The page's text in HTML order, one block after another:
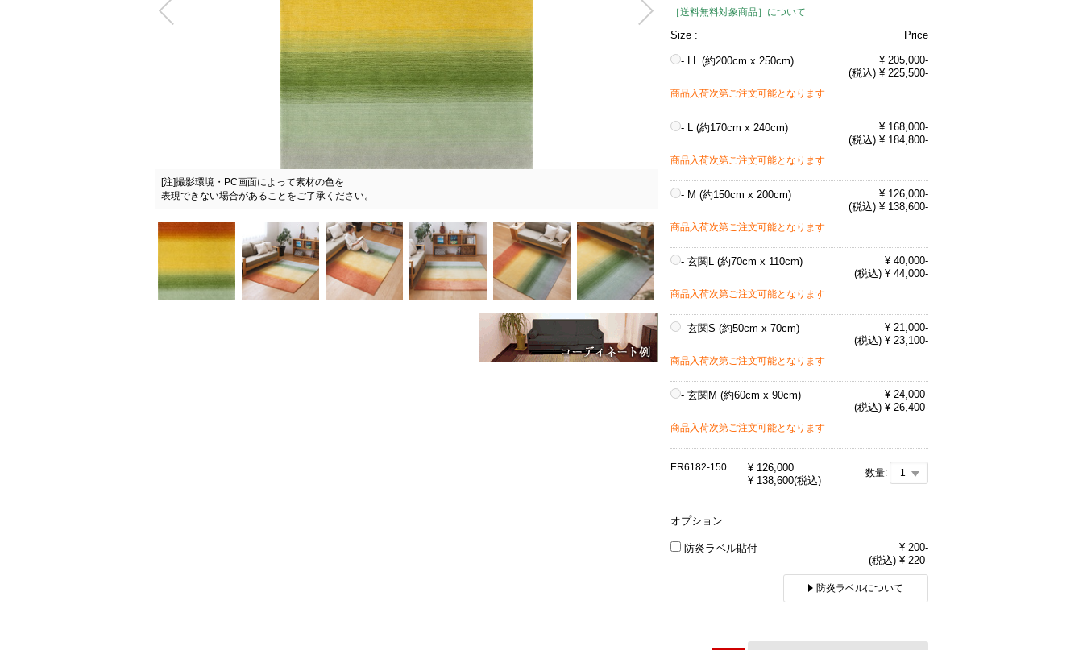
[注]撮影環境・PC画面によって素材の色を
表現できない場合があることをご了承ください。
サイズ：150×200cm（Mサイズ）
［送料無料対象商品］について
Size : Price
- LL (約200cm x 250cm)
¥ 205,000-
(税込) ¥ 225,500-
商品入荷次第ご注文可能となります
- L (約170cm x 240cm)
¥ 168,000-
(税込) ¥ 184,800-
商品入荷次第ご注文可能となります
- M (約150cm x 200cm)
¥ 126,000-
(税込) ¥ 138,600-
商品入荷次第ご注文可能となります
- 玄関L (約70cm x 110cm)
¥ 40,000-
(税込) ¥ 44,000-
商品入荷次第ご注文可能となります
- 玄関S (約50cm x 70cm)
¥ 21,000-
(税込) ¥ 23,100-
商品入荷次第ご注文可能となります
- 玄関M (約60cm x 90cm)
¥ 24,000-
(税込) ¥ 26,400-
商品入荷次第ご注文可能となります
ER6182-150 ¥ 126,000
¥ 138,600(税込)
数量:
オプション
防炎ラベル貼付
¥ 200-
(税込) ¥ 220-
防炎ラベルについて